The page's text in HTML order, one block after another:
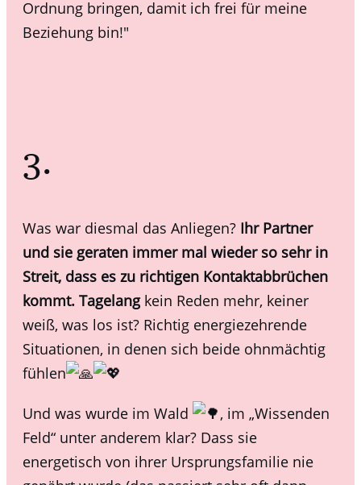
Ordnung bringen, damit ich frei für meine
Beziehung bin!"
3.
Was war diesmal das Anliegen? Ihr Partner
und sie geraten immer mal wieder so sehr in
Streit, dass es zu richtigen Kontaktabbrüchen
kommt. Tagelangkein Reden mehr, keiner
weiß, was los ist? Richtig energiezehrende
Situationen, in denen sich beide ohnmächtig
fühlen
Und was wurde im Wald
, im „Wissenden
Feld“ unter anderem klar? Dass sie
energetisch von ihrer Ursprungsfamilie nie